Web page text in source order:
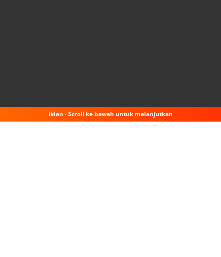
Iklan - Scroll ke bawah untuk melanjutkan